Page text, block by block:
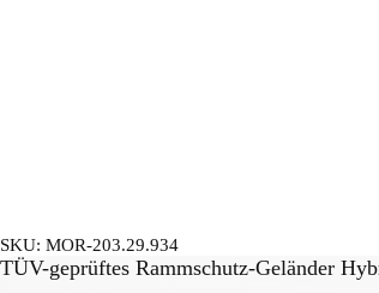
SKU: MOR-203.29.934
TÜV-geprüftes Rammschutz-Geländer